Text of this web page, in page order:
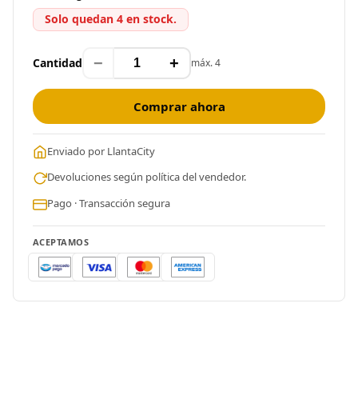
Solo quedan 4 en stock.
Cantidad − + máx. 4
Comprar ahora
Enviado por LlantaCity
Devoluciones según política del vendedor.
Pago · Transacción segura
ACEPTAMOS